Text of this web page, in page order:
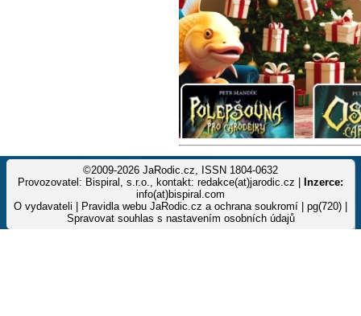
©2009-2026 JaRodic.cz, ISSN 1804-0632
Provozovatel: Bispiral, s.r.o., kontakt: redakce(at)jarodic.cz |
Inzerce:
info(at)bispiral.com
O vydavateli
Pravidla webu JaRodic.cz a ochrana soukromí | pg(720) |
Spravovat souhlas s nastavením osobních údajů